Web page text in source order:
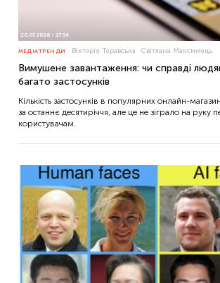
20.07.2026 17:54
МЕДІАТРЕНДИ Вікторія Теравська Світлана Максимець
Вимушене завантаження: чи справді
багато застосунків
Кількість застосунків в популярних онлайн-
за останнє десятиріччя, але це не зіграло на руку
користувачам.